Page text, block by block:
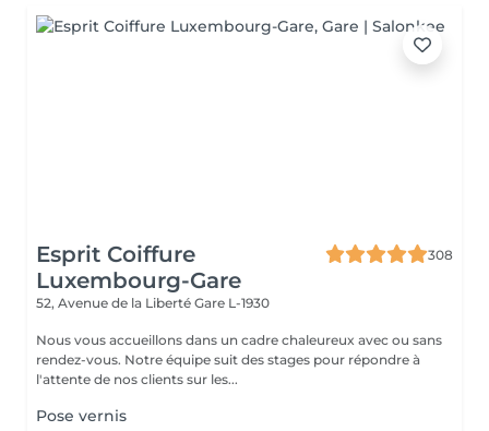
Esprit Coiffure
Luxembourg-Gare
308
52, Avenue de la Liberté Gare L-1930
Nous vous accueillons dans un cadre chaleureux avec ou sans
rendez-vous. Notre équipe suit des stages pour répondre à
l'attente de nos clients sur les...
Pose vernis